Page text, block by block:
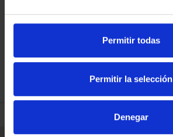
Permitir todas
Permitir la selección
Denegar
CAPITALES ESPAÑOLAS
73,00 €